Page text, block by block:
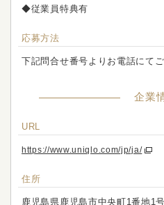
◆従業員特典有
応募方法
下記問合せ番号よりお電話にてご
企業
URL
https://www.uniqlo.com/jp/ja/
住所
鹿児島県鹿児島市中央町1番地1号